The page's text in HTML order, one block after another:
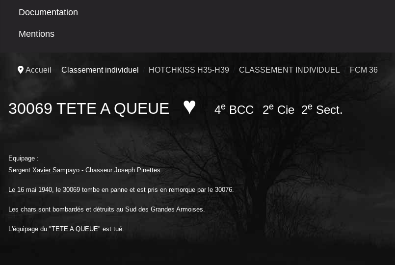
Documentation
Mentions
Accueil Classement individuel HOTCHKISS H35-H39 CLASSEMENT INDIVIDUEL FCM 36
30069 TETE A QUEUE ♥ 4e BCC 2e Cie 2e Sect.
Equipage :
Sergent Xavier Sampayo - Chasseur Joseph Pinettes
Le 16 mai 1940, le 30069 tombe en panne et est pris en remorque par le 30076.
Les chars sont bombardés et détruits au Sud des Grandes Armoises.
L'équipage du "TETE A QUEUE" est tué.